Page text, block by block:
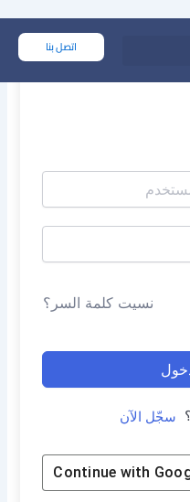
اتصل بنا
نسيت كلمة السر؟
سجّل الآن
Continue with